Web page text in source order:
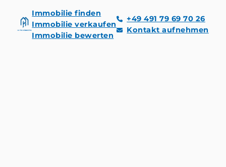
Immobilie finden
Immobilie verkaufen
Immobilie bewerten
+49 491 79 69 70 26
Kontakt aufnehmen